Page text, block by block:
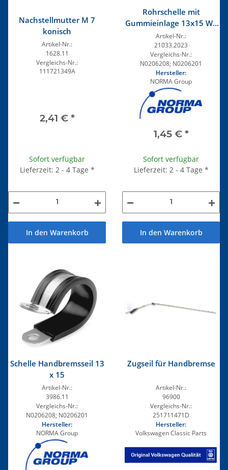
Nachstellmutter M 7
konisch
Artikel-Nr.:
1628.11
Vergleichs-Nr.:
111721349A
2,41 € *
Sofort verfügbar
Lieferzeit: 2 - 4 Tage *
In den Warenkorb
Rohrschelle mit
Gummieinlage 13x15 W1
verzinkt
Artikel-Nr.:
21033.2023
Vergleichs-Nr.:
N0206208; N0206201
Hersteller:
NORMA Group
1,45 € *
Sofort verfügbar
Lieferzeit: 2 - 4 Tage *
In den Warenkorb
Schelle Handbremsseil 13
x 15
Artikel-Nr.:
3986.11
Vergleichs-Nr.:
N0206208; N0206201
Hersteller:
NORMA Group
Zugseil für Handbremse
Artikel-Nr.:
96900
Vergleichs-Nr.:
251711471D
Hersteller:
Volkswagen Classic Parts